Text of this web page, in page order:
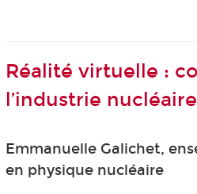
Réalité virtuelle :
l’industrie
Emmanuelle Galichet,
en physique nucléaire